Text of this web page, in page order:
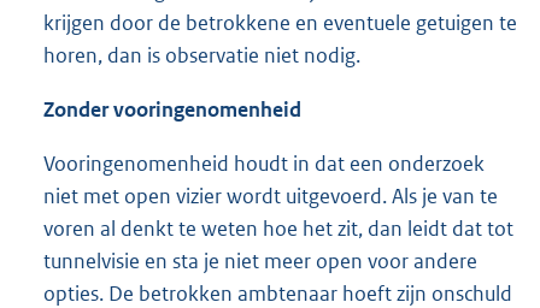
krijgen door de betrokkene en eventuele getuigen te
horen, dan is observatie niet nodig.
Zonder vooringenomenheid
Vooringenomenheid houdt in dat een onderzoek
niet met open vizier wordt uitgevoerd. Als je van te
voren al denkt te weten hoe het zit, dan leidt dat tot
tunnelvisie en sta je niet meer open voor andere
opties. De betrokken ambtenaar hoeft zijn onschuld